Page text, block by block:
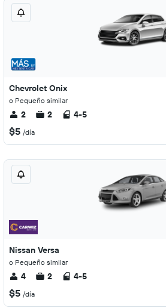
Chevrolet Onix
o Pequeño similar
2 2 4-5
$5 /día
Nissan Versa
o Pequeño similar
4 2 4-5
$5 /día